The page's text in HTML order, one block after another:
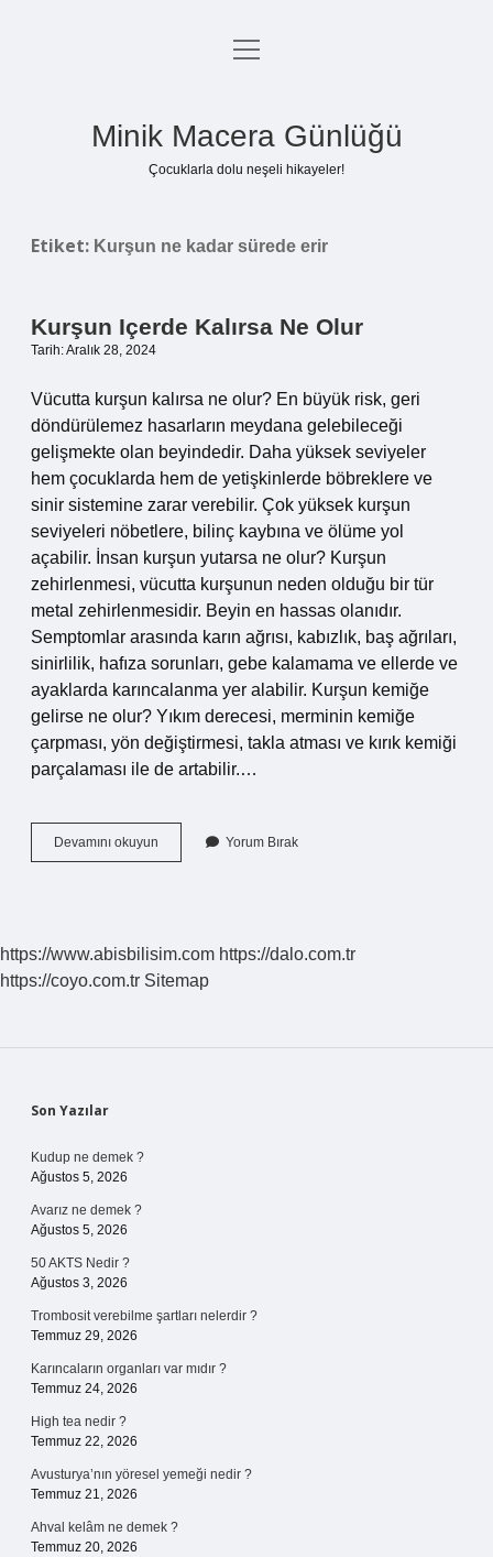
Anasayfa
menüyü
Minik Macera Günlüğü
Çocuklarla dolu neşeli hikayeler!
Etiket: Kurşun ne kadar sürede erir
Kurşun Içerde Kalırsa Ne Olur
Tarih: Aralık 28, 2024
Vücutta kurşun kalırsa ne olur? En büyük risk, geri
döndürülemez hasarların meydana gelebileceği
gelişmekte olan beyindedir. Daha yüksek seviyeler
hem çocuklarda hem de yetişkinlerde böbreklere ve
sinir sistemine zarar verebilir. Çok yüksek kurşun
seviyeleri nöbetlere, bilinç kaybına ve ölüme yol
açabilir. İnsan kurşun yutarsa ne olur? Kurşun
zehirlenmesi, vücutta kurşunun neden olduğu bir tür
metal zehirlenmesidir. Beyin en hassas olanıdır.
Semptomlar arasında karın ağrısı, kabızlık, baş ağrıları,
sinirlilik, hafıza sorunları, gebe kalamama ve ellerde ve
ayaklarda karıncalanma yer alabilir. Kurşun kemiğe
gelirse ne olur? Yıkım derecesi, merminin kemiğe
çarpması, yön değiştirmesi, takla atması ve kırık kemiği
parçalaması ile de artabilir.…
Devamını okuyun
Içerde
Yorum Bırak
https://www.abisbilisim.com https://dalo.com.tr
https://coyo.com.tr Sitemap
Sidebar
Son Yazılar
Kudup ne demek ?
Ağustos 5, 2026
Avarız ne demek ?
Ağustos 5, 2026
50 AKTS Nedir ?
Ağustos 3, 2026
Trombosit verebilme şartları nelerdir ?
Temmuz 29, 2026
Karıncaların organları var mıdır ?
Temmuz 24, 2026
High tea nedir ?
Temmuz 22, 2026
Avusturya’nın yöresel yemeği nedir ?
Temmuz 21, 2026
Ahval kelâm ne demek ?
Temmuz 20, 2026